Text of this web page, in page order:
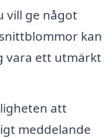
vill ge något
kan
vara ett utmärkt
att
meddelande